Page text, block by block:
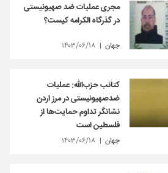
مجری عملیات ضد صهیونیستی
در گذرگاه الکرامه کیست؟
جهان ۱۴۰۳/۰۶/۱۸
کتائب حزب‌الله: عملیات
ضدصهیونیستی در مرز اردن
نشانگر تداوم حمایت‌ها از
فلسطین است
جهان ۱۴۰۳/۰۶/۱۸